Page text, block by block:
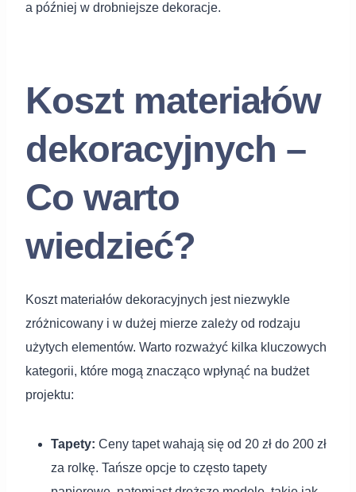
a później w drobniejsze dekoracje.
Koszt materiałów
dekoracyjnych –
Co warto
wiedzieć?
Koszt materiałów dekoracyjnych jest niezwykle
zróżnicowany i w dużej mierze zależy od rodzaju
użytych elementów. Warto rozważyć kilka kluczowych
kategorii, które mogą znacząco wpłynąć na budżet
projektu:
Tapety: Ceny tapet wahają się od 20 zł do 200 zł
za rolkę. Tańsze opcje to często tapety